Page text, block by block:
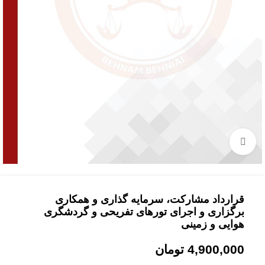
قرارداد مشارکت، سرمایه گذاری و همکاری
برگزاری و اجرای تورهای تفریحی و گردشگری
هوایی و زمینی
4,900,000 تومان